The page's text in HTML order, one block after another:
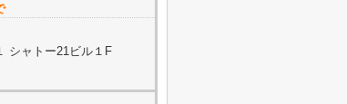
シャトー21ビル１F